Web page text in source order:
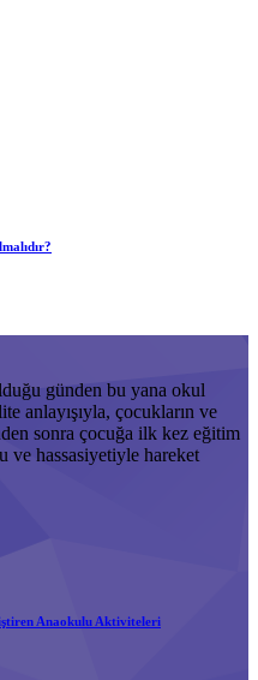
günden bu yana okul
anlayışıyla, çocukların ve
sonra çocuğa ilk kez eğitim
ve hassasiyetiyle hareket
Anaokulu Aktiviteleri